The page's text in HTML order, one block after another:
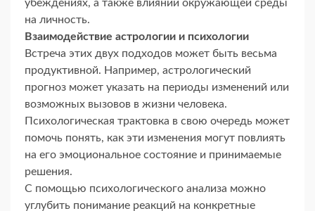
убеждениях, а также влиянии окружающей среды
на личность.
Взаимодействие астрологии и психологии
Встреча этих двух подходов может быть весьма
продуктивной. Например, астрологический
прогноз может указать на периоды изменений или
возможных вызовов в жизни человека.
Психологическая трактовка в свою очередь может
помочь понять, как эти изменения могут повлиять
на его эмоциональное состояние и принимаемые
решения.
С помощью психологического анализа можно
углубить понимание реакций на конкретные